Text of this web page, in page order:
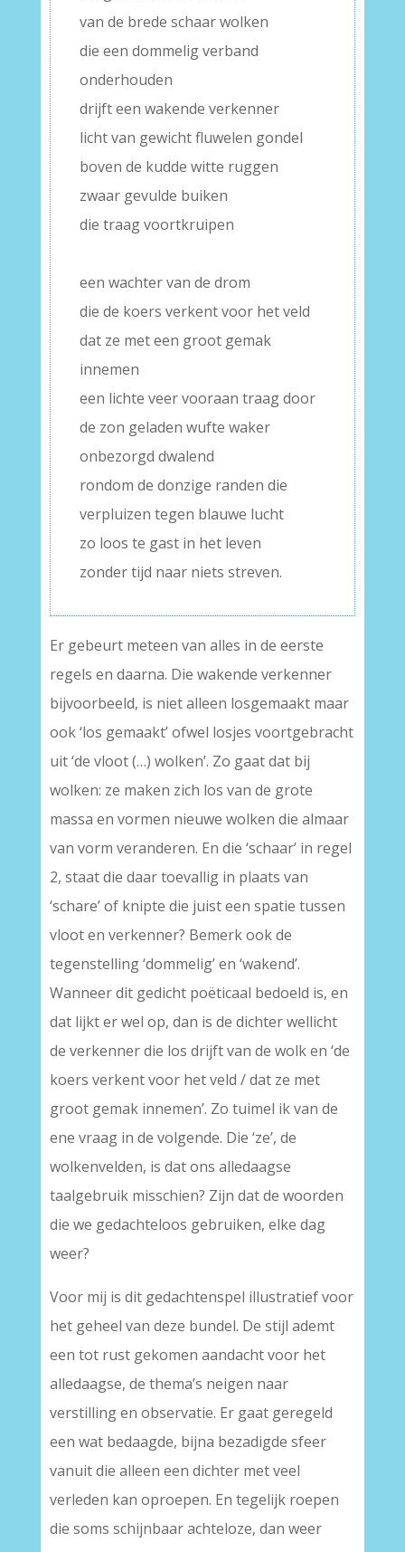
van de brede schaar wolken
die een dommelig verband
onderhouden
drijft een wakende verkenner
licht van gewicht fluwelen gondel
boven de kudde witte ruggen
zwaar gevulde buiken
die traag voortkruipen
een wachter van de drom
die de koers verkent voor het veld
dat ze met een groot gemak
innemen
een lichte veer vooraan traag door
de zon geladen wufte waker
onbezorgd dwalend
rondom de donzige randen die
verpluizen tegen blauwe lucht
zo loos te gast in het leven
zonder tijd naar niets streven.
Er gebeurt meteen van alles in de eerste
regels en daarna. Die wakende verkenner
bijvoorbeeld, is niet alleen losgemaakt maar
ook ‘los gemaakt’ ofwel losjes voortgebracht
uit ‘de vloot (…) wolken’. Zo gaat dat bij
wolken: ze maken zich los van de grote
massa en vormen nieuwe wolken die almaar
van vorm veranderen. En die ‘schaar’ in regel
2, staat die daar toevallig in plaats van
‘schare’ of knipte die juist een spatie tussen
vloot en verkenner? Bemerk ook de
tegenstelling ‘dommelig’ en ‘wakend’.
Wanneer dit gedicht poëticaal bedoeld is, en
dat lijkt er wel op, dan is de dichter wellicht
de verkenner die los drijft van de wolk en ‘de
koers verkent voor het veld / dat ze met
groot gemak innemen’. Zo tuimel ik van de
ene vraag in de volgende. Die ‘ze’, de
wolkenvelden, is dat ons alledaagse
taalgebruik misschien? Zijn dat de woorden
die we gedachteloos gebruiken, elke dag
weer?
Voor mij is dit gedachtenspel illustratief voor
het geheel van deze bundel. De stijl ademt
een tot rust gekomen aandacht voor het
alledaagse, de thema’s neigen naar
verstilling en observatie. Er gaat geregeld
een wat bedaagde, bijna bezadigde sfeer
vanuit die alleen een dichter met veel
verleden kan oproepen. En tegelijk roepen
die soms schijnbaar achteloze, dan weer